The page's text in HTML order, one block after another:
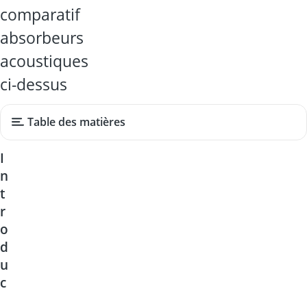
comparatif
absorbeurs
acoustiques
ci-dessus
Table des matières
I
n
t
r
o
d
u
c